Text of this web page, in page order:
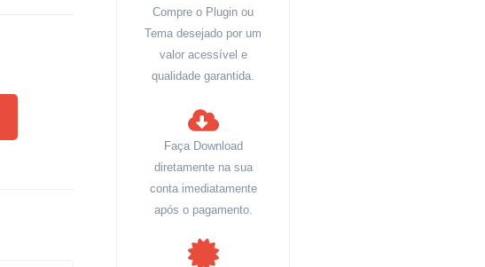
Compre o Plugin ou
Tema desejado por um
valor acessível e
qualidade garantida.
Faça Download
diretamente na sua
conta imediatamente
após o pagamento.